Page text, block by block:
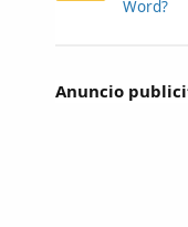
Word?
Anuncio